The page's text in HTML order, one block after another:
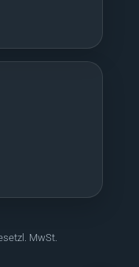
MwSt.